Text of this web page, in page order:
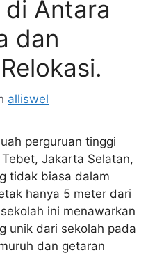
Antara
dan
alliswel
perguruan tinggi
Jakarta Selatan,
tidak biasa dalam
hanya 5 meter dari
ini menawarkan
unik dari sekolah pada
dan getaran